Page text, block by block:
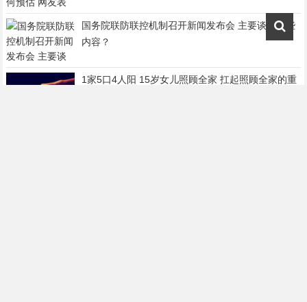
国务院联防联控机制召开新闻发布会 主要谈及哪些
内容？
1家5口4人阳 15岁女儿照顾全家 扛起照顾全家的重